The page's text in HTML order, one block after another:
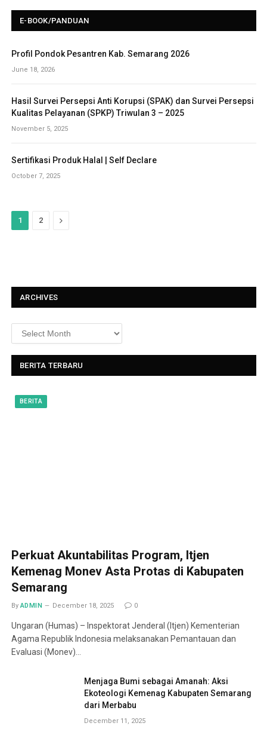
E-BOOK/PANDUAN
Profil Pondok Pesantren Kab. Semarang 2026
June 18, 2026
Hasil Survei Persepsi Anti Korupsi (SPAK) dan Survei Persepsi
Kualitas Pelayanan (SPKP) Triwulan 3 – 2025
November 5, 2025
Sertifikasi Produk Halal | Self Declare
October 7, 2025
1 2
N
ARCHIVES
BERITA TERBARU
BERITA
Perkuat Akuntabilitas Program, Itjen
Kemenag Monev Asta Protas di Kabupaten
Semarang
By ADMIN December 18, 2025 0
Ungaran (Humas) – Inspektorat Jenderal (Itjen) Kementerian
Agama Republik Indonesia melaksanakan Pemantauan dan
Evaluasi (Monev)…
Menjaga Bumi sebagai Amanah: Aksi
Ekoteologi Kemenag Kabupaten Semarang
dari Merbabu
December 11, 2025